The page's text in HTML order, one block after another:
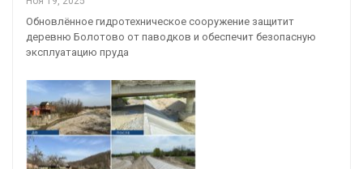
Обновлённое гидротехническое сооружение защитит
деревню Болотово от паводков и обеспечит безопасную
эксплуатацию пруда